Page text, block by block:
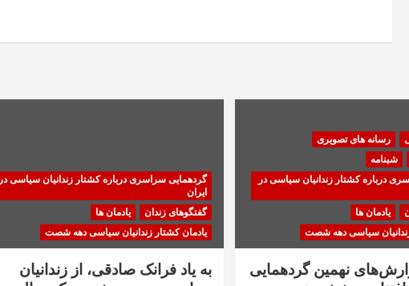
رسانه های تصویری
شبنامه
درباره کشتار زندانیان سیاسی در
یادمان ها
سیاسی دهه شصت
نهمین گردهمایی
گردهمایی سراسری درباره کشتار زندانیان سیاسی در
ایران
گفتگوهای زندان
یادمان ها
یادمان کشتار زندانیان سیاسی دهه شصت
به یاد فرانک صادقی، از زندانیان